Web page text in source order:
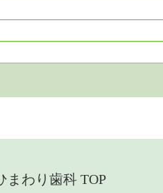
まわり歯科 TOP